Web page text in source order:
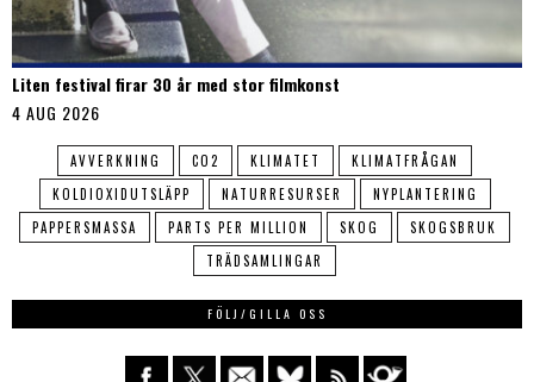
Liten festival firar 30 år med stor filmkonst
4 AUG 2026
AVVERKNING CO2 KLIMATET
KLIMATFRÅGAN
KOLDIOXIDUTSLÄPP
NATURRESURSER
NYPLANTERING
PAPPERSMASSA
PARTS PER MILLION SKOG
SKOGSBRUK
TRÄDSAMLINGAR
FÖLJ/GILLA OSS